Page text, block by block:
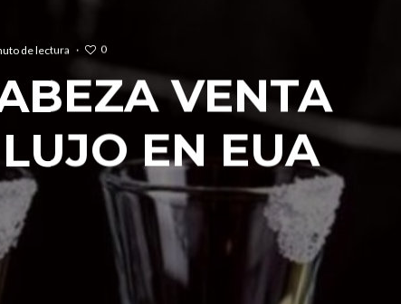
de lectura · 0
VENTA
EN EUA